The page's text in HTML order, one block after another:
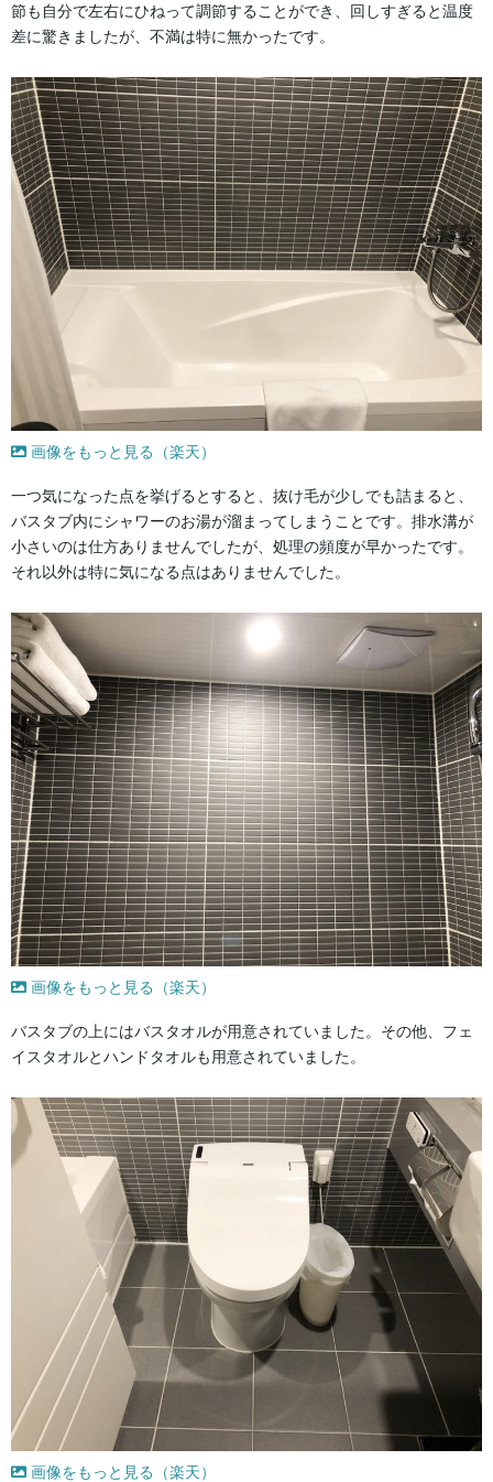
節も自分で左右にひねって調節することができ、回しすぎると温度
差に驚きましたが、不満は特に無かったです。
画像をもっと見る（楽天）
一つ気になった点を挙げるとすると、抜け毛が少しでも詰まると、
バスタブ内にシャワーのお湯が溜まってしまうことです。排水溝が
小さいのは仕方ありませんでしたが、処理の頻度が早かったです。
それ以外は特に気になる点はありませんでした。
画像をもっと見る（楽天）
バスタブの上にはバスタオルが用意されていました。その他、フェ
イスタオルとハンドタオルも用意されていました。
画像をもっと見る（楽天）